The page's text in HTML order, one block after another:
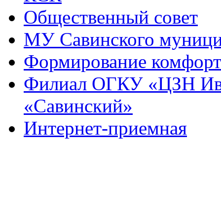
Общественный совет
МУ Савинского
Формирование
Филиал ОГКУ «ЦЗН
«Савинский»
Интернет-приемная